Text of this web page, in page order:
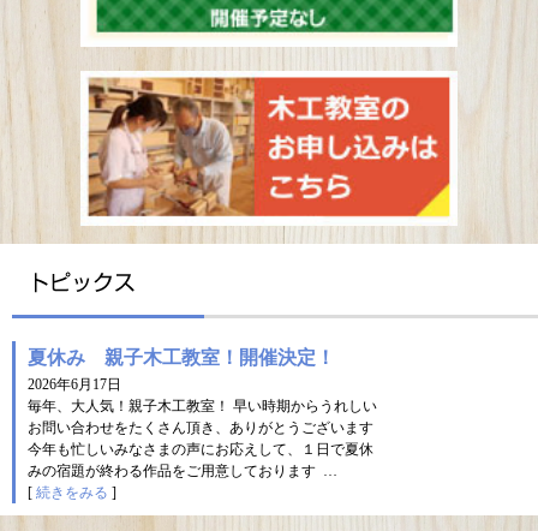
夏休み 親子木工教室！開催決定！
2026年6月17日
毎年、大人気！親子木工教室！ 早い時期からうれしい
お問い合わせをたくさん頂き、ありがとうございます
今年も忙しいみなさまの声にお応えして、１日で夏休
みの宿題が終わる作品をご用意しております …
[ 続きをみる ]